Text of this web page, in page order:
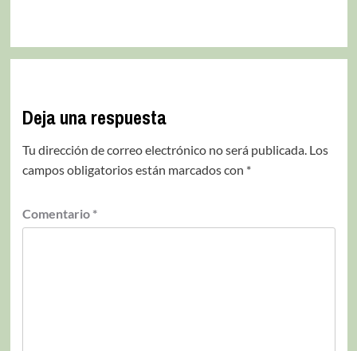
Deja una respuesta
Tu dirección de correo electrónico no será publicada. Los
campos obligatorios están marcados con *
Comentario *